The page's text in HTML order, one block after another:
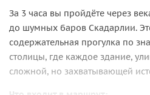
За 3 часа вы пройдёте через
до шумных баров Скадарлии.
содержательная прогулка по
столицы, где каждое здание,
сложной, но захватывающей